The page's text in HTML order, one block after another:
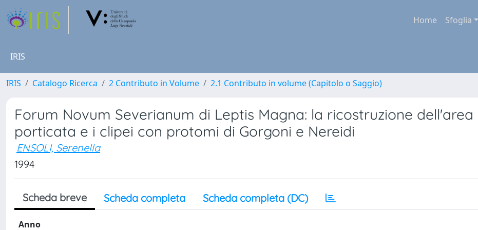
Home Sfoglia
IRIS
IRIS Catalogo Ricerca 2 Contributo in Volume 2.1 Contributo in volume (Capitolo o Saggio)
Forum Novum Severianum di Leptis Magna: la ricostruzione dell'area
porticata e i clipei con protomi di Gorgoni e Nereidi
ENSOLI, Serenella
1994
Scheda breve Scheda completa Scheda completa (DC)
Anno